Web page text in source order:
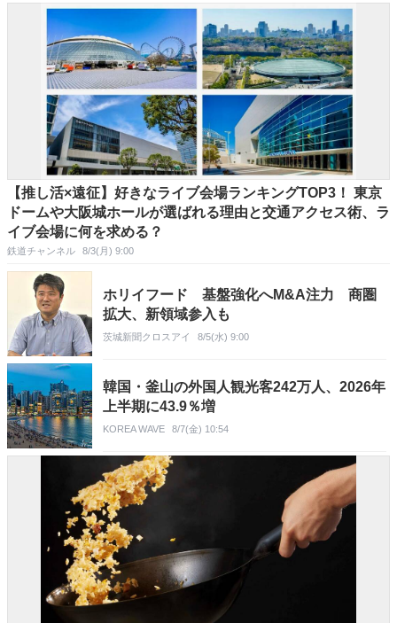
【推し活×遠征】好きなライブ会場ランキングTOP3！ 東京
ドームや大阪城ホールが選ばれる理由と交通アクセス術、ラ
イブ会場に何を求める？
鉄道チャンネル 8/3(月) 9:00
ホリイフード 基盤強化へM&A注力 商圏
拡大、新領域参入も
茨城新聞クロスアイ 8/5(水) 9:00
韓国・釜山の外国人観光客242万人、2026年
上半期に43.9％増
KOREA WAVE 8/7(金) 10:54